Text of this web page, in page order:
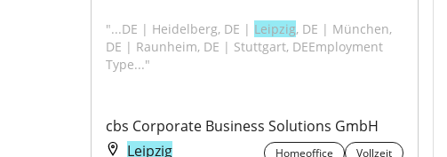
"...DE | Heidelberg, DE | Leipzig, DE | München,
DE | Raunheim, DE | Stuttgart, DEEmployment
Type..."
cbs Corporate Business Solutions GmbH
Leipzig
Homeoffice Vollzeit